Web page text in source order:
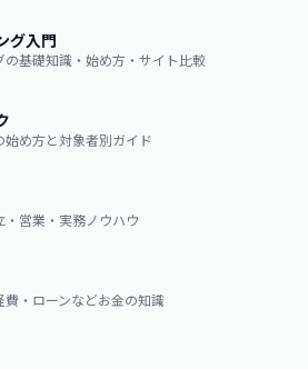
グ入門
の基礎知識・始め方・サイト比較
始め方と対象者別ガイド
営業・実務ノウハウ
・ローンなどお金の知識